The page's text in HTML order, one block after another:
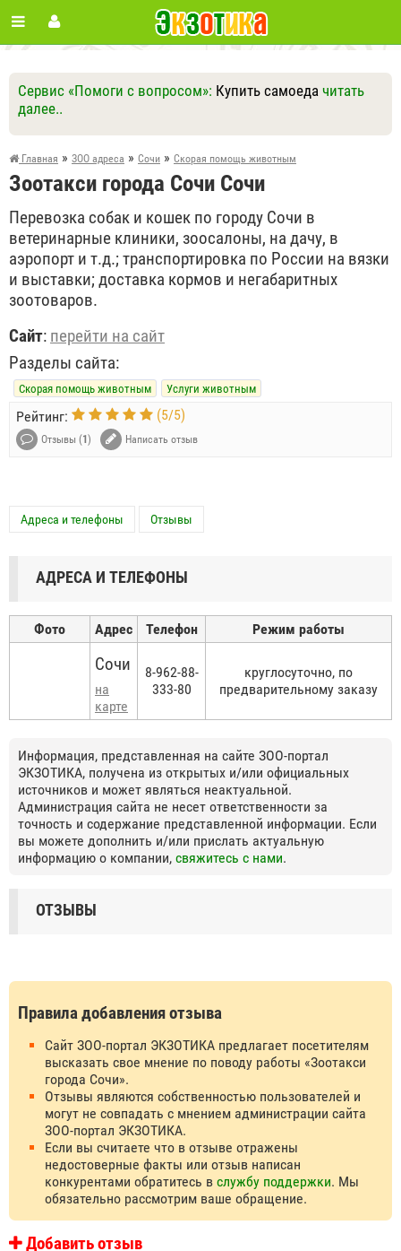
Сервис «Помоги с вопросом»: Купить самоеда читать
далее..
Ответить Другие вопросы
Задать вопрос
Главная » ЗОО адреса » Сочи » Скорая помощь животным
Зоотакси города Сочи Сочи
Перевозка собак и кошек по городу Сочи в
ветеринарные клиники, зоосалоны, на дачу, в
аэропорт и т.д.; транспортировка по России на вязки
и выставки; доставка кормов и негабаритных
зоотоваров.
Сайт: перейти на сайт
Разделы сайта:
Скорая помощь животным Услуги животным
Рейтинг: (5/5)
Отзывы (1 ) Написать отзыв
Адреса и телефоны Отзывы
АДРЕСА И ТЕЛЕФОНЫ
Фото Адрес Телефон Режим работы
Сочи
на
карте
8-962-88-
333-80
круглосуточно, по
предварительному заказу
Информация, представленная на сайте ЗОО-портал
ЭКЗОТИКА, получена из открытых и/или официальных
источников и может являться неактуальной.
Администрация сайта не несет ответственности за
точность и содержание представленной информации. Если
вы можете дополнить и/или прислать актуальную
информацию о компании, свяжитесь с нами.
ОТЗЫВЫ
Правила добавления отзыва
Сайт ЗОО-портал ЭКЗОТИКА предлагает посетителям
высказать свое мнение по поводу работы «Зоотакси
города Сочи».
Отзывы являются собственностью пользователей и
могут не совпадать с мнением администрации сайта
ЗОО-портал ЭКЗОТИКА.
Если вы считаете что в отзыве отражены
недостоверные факты или отзыв написан
конкурентами обратитесь в службу поддержки. Мы
обязательно рассмотрим ваше обращение.
Добавить отзыв